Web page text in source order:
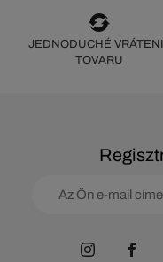
JEDNODUCHÉ
TOVARU